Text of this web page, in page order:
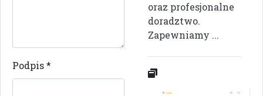
Podpis*
oraz profesjonalne
doradztwo.
Zapewniamy ...